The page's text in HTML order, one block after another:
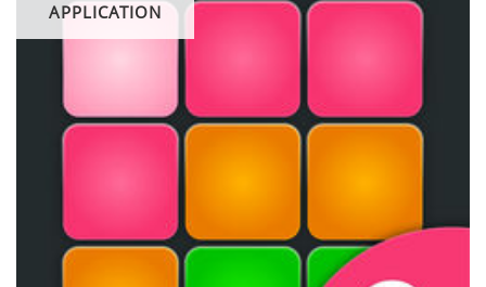
APPLICATION